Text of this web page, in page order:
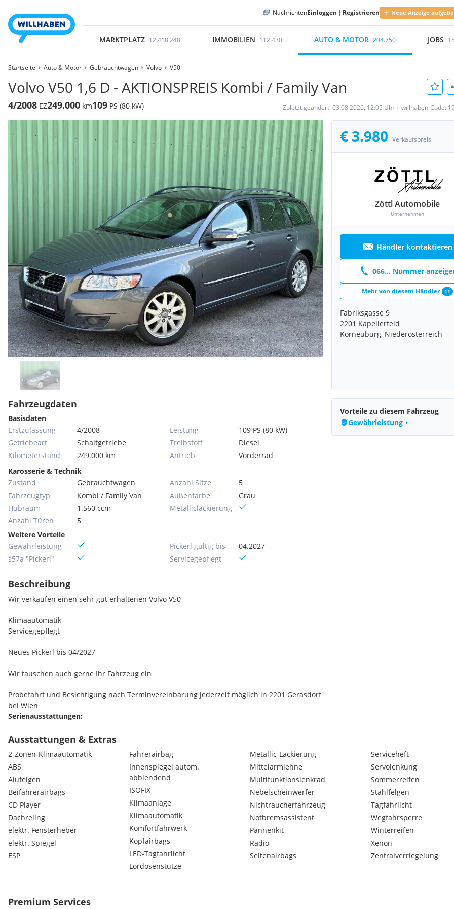
NachrichtenEinloggen | Registrieren Neue Anzeige
MARKTPLATZ 12.418.248 IMMOBILIEN 112.430 AUTO & MOTOR 204.750 JOBS
Startseite Auto & Motor Gebrauchtwagen Volvo V50
Volvo V50 1,6 D - AKTIONSPREIS Kombi / Family Van
4/2008 EZ249.000 km109 PS (80 kW) Zuletzt geändert: 03.08.2026, 12:05 Uhr | willhaben-Code:
€ 3.980 Verkaufspreis
Zöttl Automobile
Unternehmen
Händler kontaktieren
066... Nummer
Mehr von diesem Händler 11
Fabriksgasse 9
2201 Kapellerfeld
Korneuburg, Niederösterreich
Fahrzeugdaten
Basisdaten
Erstzulassung
4/2008
Getriebeart
Schaltgetriebe
Kilometerstand
249.000 km
Leistung
109 PS (80 kW)
Treibstoff
Diesel
Antrieb
Vorderrad
Karosserie & Technik
Zustand
Gebrauchtwagen
Fahrzeugtyp
Kombi / Family Van
Hubraum
1.560 ccm
Anzahl Türen
5
Anzahl Sitze
5
Außenfarbe
Grau
Metallic­lackierung
Weitere Vorteile
Gewährleistung
§57a "Pickerl"
Pickerl gültig bis
04.2027
Servicegepflegt
Beschreibung
Wir verkaufen einen sehr gut erhaltenen Volvo V50
Klimaautomatik
Servicegepflegt
Neues Pickerl bis 04/2027
Wir tauschen auch gerne Ihr Fahrzeug ein
Probefahrt und Besichtigung nach Terminvereinbarung jederzeit möglich in 2201 Gerasdorf
bei Wien
Serienausstattungen:
Außentemperaturanzeige
Sicherheitslenksäule
Außenspiegel in Wagenfarbe
Pollenfilter
Getriebe 5-Gg.
Lenkrad axial und vertikal verstellbar
Zusatzheizung
Blinkleuchten in den Außenspiegel integriert (LED)
Colorverglasung
IDIS Intelligentes Fahrerinformationssystem
Laderaumrollo
WHIPS Schleudertrauma-Schutzsystem
Automatik-Sicherheitsgurte (5)
Blinker mit Komfort Tipp-Schaltung
Vorteile zu diesem Fahrzeug
Gewährleistung
Ausstattungen & Extras
2-Zonen-Klimaautomatik
ABS
Alufelgen
Beifahrerairbags
CD Player
Dachreling
elektr. Fensterheber
elektr. Spiegel
ESP
Fahrerairbag
Innenspiegel autom.
abblendend
ISOFIX
Klimaanlage
Klimaautomatik
Komfortfahrwerk
Kopfairbags
LED-Tagfahrlicht
Lordosenstütze
Metallic-Lackierung
Mittelarmlehne
Multifunktionslenkrad
Nebelscheinwerfer
Nichtraucherfahrzeug
Notbremsassistent
Pannenkit
Radio
Seitenairbags
Serviceheft
Servolenkung
Sommerreifen
Stahlfelgen
Tagfahrlicht
Wegfahrsperre
Winterreifen
Xenon
Zentralverriegelung
Premium Services